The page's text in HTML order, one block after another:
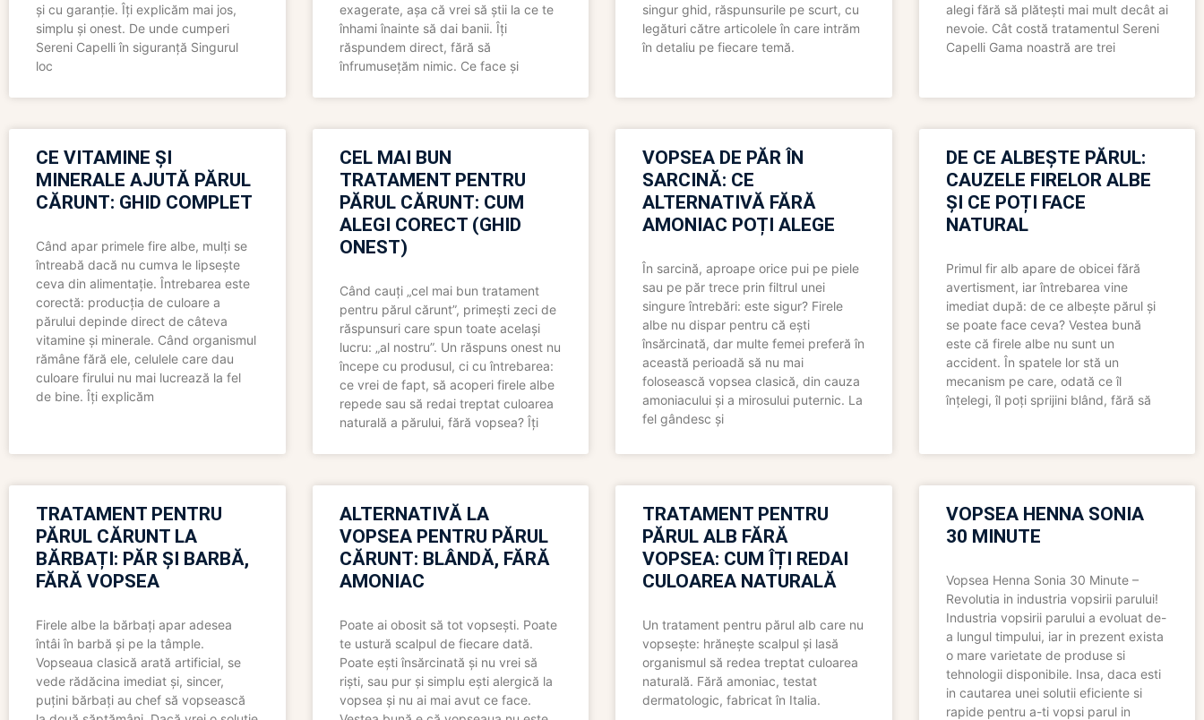
și cu garanție. Îți explicăm mai jos,
simplu și onest. De unde cumperi
Sereni Capelli în siguranță Singurul
loc
exagerate, așa că vrei să știi la ce te
înhami înainte să dai banii. Îți
răspundem direct, fără să
înfrumusețăm nimic. Ce face și
singur ghid, răspunsurile pe scurt, cu
legături către articolele în care intrăm
în detaliu pe fiecare temă.
alegi fără să plătești mai mult decât ai
nevoie. Cât costă tratamentul Sereni
Capelli Gama noastră are trei
CE VITAMINE ȘI
MINERALE AJUTĂ PĂRUL
CĂRUNT: GHID COMPLET
Când apar primele fire albe, mulți se
întreabă dacă nu cumva le lipsește
ceva din alimentație. Întrebarea este
corectă: producția de culoare a
părului depinde direct de câteva
vitamine și minerale. Când organismul
rămâne fără ele, celulele care dau
culoare firului nu mai lucrează la fel
de bine. Îți explicăm
CEL MAI BUN
TRATAMENT PENTRU
PĂRUL CĂRUNT: CUM
ALEGI CORECT (GHID
ONEST)
Când cauți „cel mai bun tratament
pentru părul cărunt”, primești zeci de
răspunsuri care spun toate același
lucru: „al nostru”. Un răspuns onest nu
începe cu produsul, ci cu întrebarea:
ce vrei de fapt, să acoperi firele albe
repede sau să redai treptat culoarea
naturală a părului, fără vopsea? Îți
VOPSEA DE PĂR ÎN
SARCINĂ: CE
ALTERNATIVĂ FĂRĂ
AMONIAC POȚI ALEGE
În sarcină, aproape orice pui pe piele
sau pe păr trece prin filtrul unei
singure întrebări: este sigur? Firele
albe nu dispar pentru că ești
însărcinată, dar multe femei preferă în
această perioadă să nu mai
folosească vopsea clasică, din cauza
amoniacului și a mirosului puternic. La
fel gândesc și
DE CE ALBEȘTE PĂRUL:
CAUZELE FIRELOR ALBE
ȘI CE POȚI FACE
NATURAL
Primul fir alb apare de obicei fără
avertisment, iar întrebarea vine
imediat după: de ce albește părul și
se poate face ceva? Vestea bună
este că firele albe nu sunt un
accident. În spatele lor stă un
mecanism pe care, odată ce îl
înțelegi, îl poți sprijini blând, fără să
TRATAMENT PENTRU
PĂRUL CĂRUNT LA
BĂRBAȚI: PĂR ȘI BARBĂ,
FĂRĂ VOPSEA
Firele albe la bărbați apar adesea
întâi în barbă și pe la tâmple.
Vopseaua clasică arată artificial, se
vede rădăcina imediat și, sincer,
puțini bărbați au chef să vopsească
ALTERNATIVĂ LA
VOPSEA PENTRU PĂRUL
CĂRUNT: BLÂNDĂ, FĂRĂ
AMONIAC
Poate ai obosit să tot vopsești. Poate
te ustură scalpul de fiecare dată.
Poate ești însărcinată și nu vrei să
riști, sau pur și simplu ești alergică la
vopsea și nu ai mai avut ce face.
TRATAMENT PENTRU
PĂRUL ALB FĂRĂ
VOPSEA: CUM ÎȚI REDAI
CULOAREA NATURALĂ
Un tratament pentru părul alb care nu
vopsește: hrănește scalpul și lasă
organismul să redea treptat culoarea
naturală. Fără amoniac, testat
dermatologic, fabricat în Italia.
VOPSEA HENNA SONIA
30 MINUTE
Vopsea Henna Sonia 30 Minute –
Revolutia in industria vopsirii parului!
Industria vopsirii parului a evoluat de-
a lungul timpului, iar in prezent exista
o mare varietate de produse si
tehnologii disponibile. Insa, daca esti
in cautarea unei solutii eficiente si
rapide pentru a-ti vopsi parul in